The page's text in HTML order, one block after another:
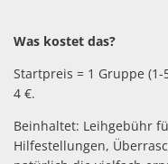
Was kostet das?
Startpreis = 1 Gruppe (1-
4 €.
Beinhaltet: Leihgebühr
Hilfestellungen,